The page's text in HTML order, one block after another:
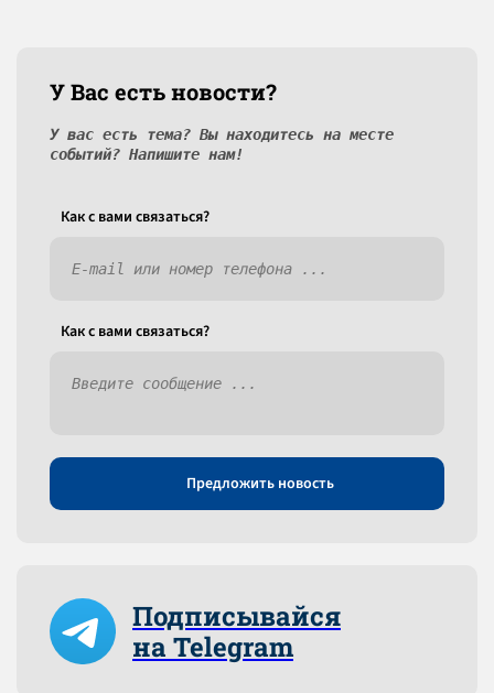
У Вас есть новости?
У вас есть тема? Вы находитесь на месте
событий? Напишите нам!
Как c вами связаться?
Как c вами связаться?
Предложить новость
Подписывайся
на Telegram